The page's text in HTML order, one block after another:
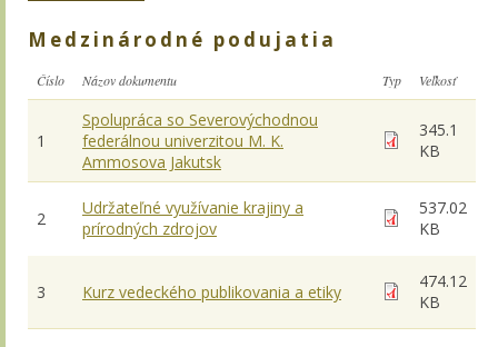
Medzinárodné podujatia
Číslo Názov dokumentu Typ Veľkosť
1
Spolupráca so Severovýchodnou
federálnou univerzitou M. K.
Ammosova Jakutsk
345.1
KB
2
Udržateľné využívanie krajiny a
prírodných zdrojov
537.02
KB
3 Kurz vedeckého publikovania a etiky
474.12
KB